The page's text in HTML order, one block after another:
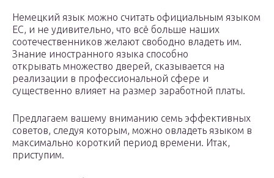
Немецкий язык можно считать официальным языком
ЕС, и не удивительно, что всё больше наших
соотечественников желают свободно владеть им.
Знание иностранного языка способно
открывать множество дверей, сказывается на
реализации в профессиональной сфере и
существенно влияет на размер заработной платы.
Предлагаем вашему вниманию семь эффективных
советов, следуя которым, можно овладеть языком в
максимально короткий период времени. Итак,
приступим.